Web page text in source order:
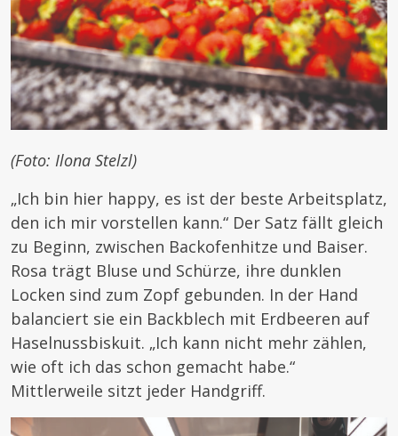
(Foto: Ilona Stelzl)
„Ich bin hier happy, es ist der beste Arbeitsplatz,
den ich mir vorstellen kann.“ Der Satz fällt gleich
zu Beginn, zwischen Backofenhitze und Baiser.
Rosa trägt Bluse und Schürze, ihre dunklen
Locken sind zum Zopf gebunden. In der Hand
balanciert sie ein Backblech mit Erdbeeren auf
Haselnussbiskuit. „Ich kann nicht mehr zählen,
wie oft ich das schon gemacht habe.“
Mittlerweile sitzt jeder Handgriff.